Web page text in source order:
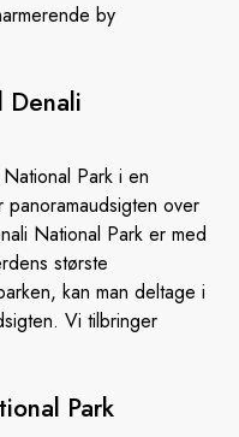
by
Denali
Park i en
over
National Park er med
største
kan man deltage i
Vi tilbringer
Park